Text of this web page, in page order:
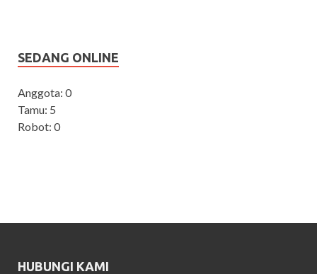
SEDANG ONLINE
Anggota: 0
Tamu: 5
Robot: 0
HUBUNGI KAMI